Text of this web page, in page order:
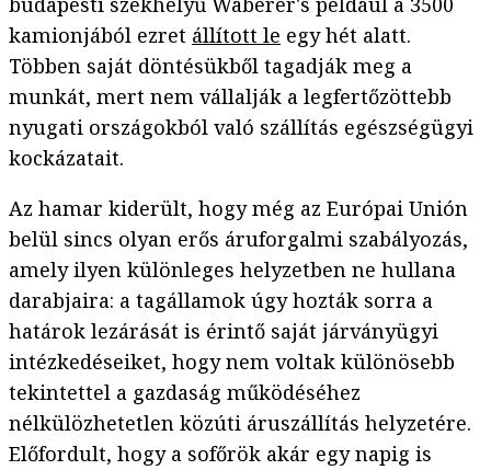
kamionjából ezret állított le egy hét alatt.
Többen saját döntésükből tagadják meg a
munkát, mert nem vállalják a legfertőzöttebb
nyugati országokból való szállítás egészségügyi
kockázatait.
Az hamar kiderült, hogy még az Európai Unión
belül sincs olyan erős áruforgalmi szabályozás,
amely ilyen különleges helyzetben ne hullana
darabjaira: a tagállamok úgy hozták sorra a
határok lezárását is érintő saját járványügyi
intézkedéseiket, hogy nem voltak különösebb
tekintettel a gazdaság működéséhez
nélkülözhetetlen közúti áruszállítás helyzetére.
Előfordult, hogy a sofőrök akár egy napig is